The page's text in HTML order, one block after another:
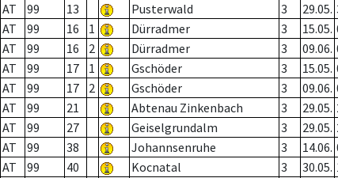
AT
99 13 Pusterwald 3 29.05.
AT
99 16 1 Dürradmer 3 15.05.
AT
99 16 2 Dürradmer 3 09.06.
AT
99 17 1 Gschöder 3 15.05.
AT
99 17 2 Gschöder 3 09.06.
AT
99 21 Abtenau Zinkenbach 3 29.05.
AT
99 27 Geiselgrundalm 3 29.05.
AT
99 38 Johannsenruhe 3 14.06.
AT
99 40 Kocnatal 3 30.05.